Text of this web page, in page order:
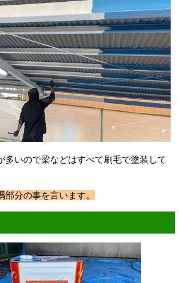
いので梁などはすべて刷毛で塗装して
分の事を言います。